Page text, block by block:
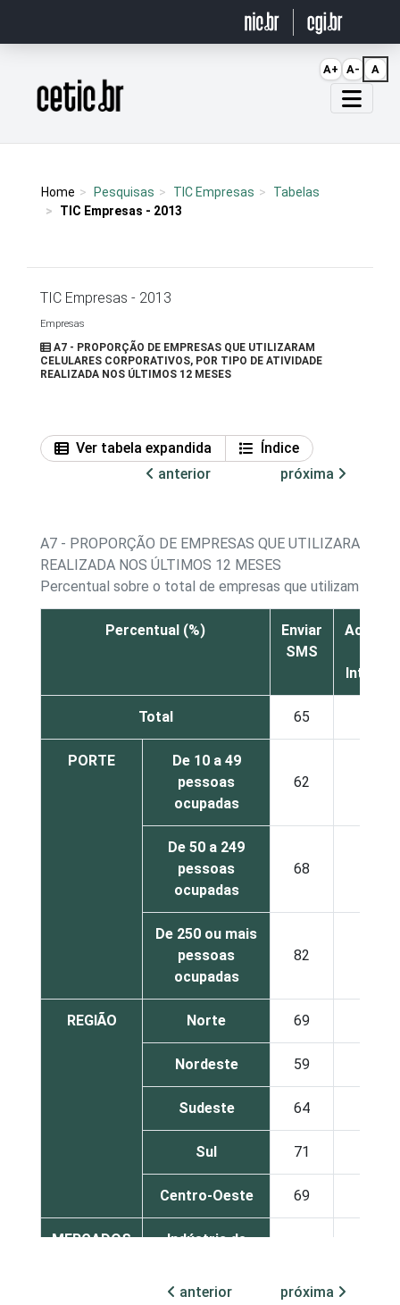
Página inicial
Home Pesquisas TIC Empresas
Tabelas
TIC Empresas - 2013
TIC Empresas - 2013
Empresas
A7 - PROPORÇÃO DE EMPRESAS QUE UTILIZARAM
CELULARES CORPORATIVOS, POR TIPO DE ATIVIDADE
REALIZADA NOS ÚLTIMOS 12 MESES
Ver tabela expandida
Índice
anterior
próxima
A7 - PROPORÇÃO DE EMPRESAS QUE UTILIZARAM
REALIZADA NOS ÚLTIMOS 12 MESES
Percentual sobre o total de empresas que utilizam
Percentual (%)
Enviar
SMS
Acessar
Internet
Total 65
PORTE
De 10 a 49
pessoas
ocupadas
62
De 50 a 249
pessoas
ocupadas
68
De 250 ou mais
pessoas
ocupadas
82
REGIÃO Norte 69
Nordeste 59
Sudeste 64
Sul 71
Centro-Oeste 69
MERCADOS
Indústria de
anterior próxima
A+ A- A